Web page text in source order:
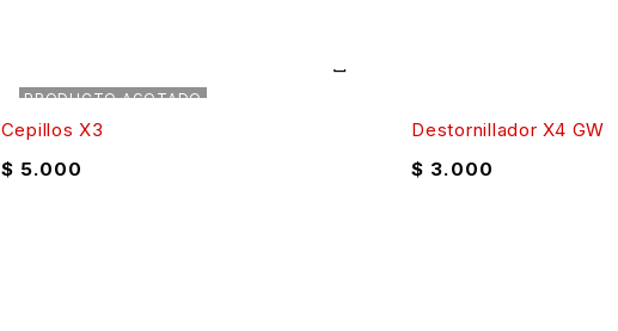
PRODUCTO AGOTADO
Cepillos X3
$ 5.000
Destornillador X4 GW
$ 3.000